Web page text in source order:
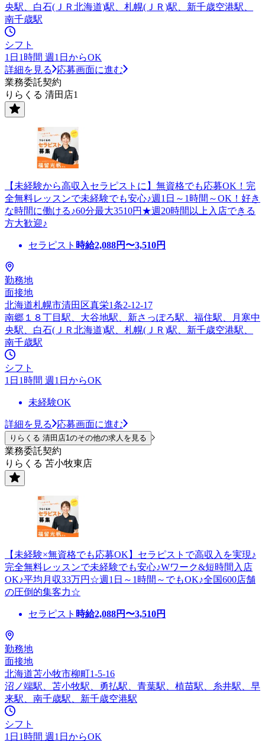
央駅、白石(ＪＲ北海道)駅、札幌(ＪＲ)駅、新千歳空港駅、
南千歳駅
シフト
1日1時間 週1日からOK
詳細を見る
応募画面に進む
業務委託契約
りらくる 清田店1
【未経験から高収入セラピストに】無資格でも応募OK！完
全無料レッスンで未経験でも安心♪週1日～1時間～OK！好き
な時間に働ける♪60分最大3510円★週20時間以上入店できる
方大歓迎♪
セラピスト 時給2,088円〜3,510円
勤務地
面接地
北海道札幌市清田区真栄1条2-12-17
南郷１８丁目駅、大谷地駅、新さっぽろ駅、福住駅、月寒中
央駅、白石(ＪＲ北海道)駅、札幌(ＪＲ)駅、新千歳空港駅、
南千歳駅
シフト
1日1時間 週1日からOK
未経験OK
詳細を見る 応募画面に進む
りらくる 清田店1のその他の求人を見る
業務委託契約
りらくる 苫小牧東店
【未経験×無資格でも応募OK】セラピストで高収入を実現♪
完全無料レッスンで未経験でも安心♪Wワーク&短時間入店
OK♪平均月収33万円☆週1日～1時間～でもOK♪全国600店舗
の圧倒的集客力☆
セラピスト 時給2,088円〜3,510円
勤務地
面接地
北海道苫小牧市柳町1-5-16
沼ノ端駅、苫小牧駅、勇払駅、青葉駅、植苗駅、糸井駅、早
来駅、南千歳駅、新千歳空港駅
シフト
1日1時間 週1日からOK